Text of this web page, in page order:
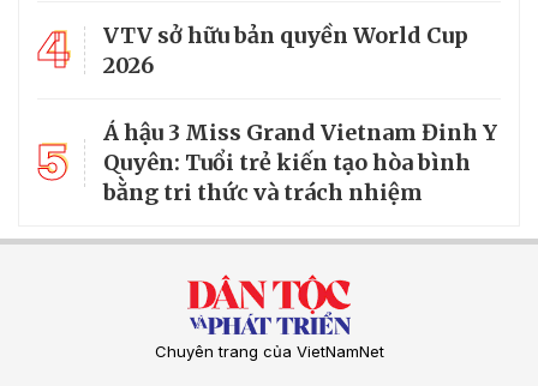
4
VTV sở hữu bản quyền World Cup
2026
5
Á hậu 3 Miss Grand Vietnam Đinh Y
Quyên: Tuổi trẻ kiến tạo hòa bình
bằng tri thức và trách nhiệm
Chuyên trang của VietNamNet